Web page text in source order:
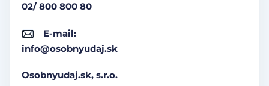
02/ 800 800 80
E-mail:
info@osobnyudaj.sk
Osobnyudaj.sk, s.r.o.